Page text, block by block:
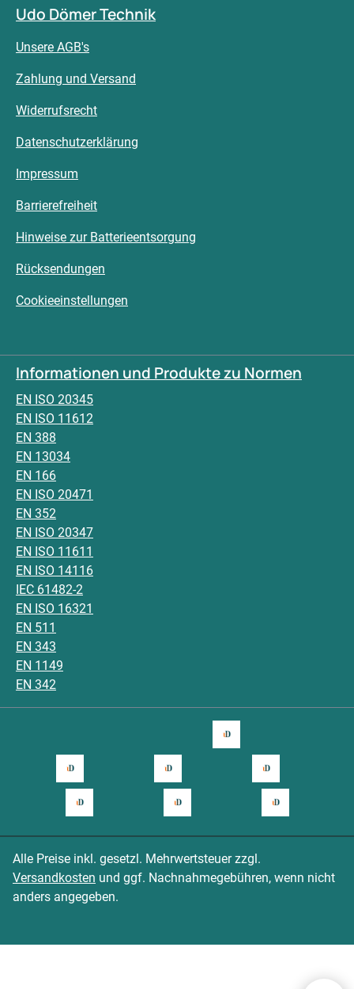
Udo Dömer Technik
Unsere AGB's
Zahlung und Versand
Widerrufsrecht
Datenschutzerklärung
Impressum
Barrierefreiheit
Hinweise zur Batterieentsorgung
Rücksendungen
Cookieeinstellungen
Informationen und Produkte zu Normen
EN ISO 20345
EN ISO 11612
EN 388
EN 13034
EN 166
EN ISO 20471
EN 352
EN ISO 20347
EN ISO 11611
EN ISO 14116
IEC 61482-2
EN ISO 16321
EN 511
EN 343
EN 1149
EN 342
Alle Preise inkl. gesetzl. Mehrwertsteuer zzgl.
Versandkosten und ggf. Nachnahmegebühren, wenn nicht
anders angegeben.